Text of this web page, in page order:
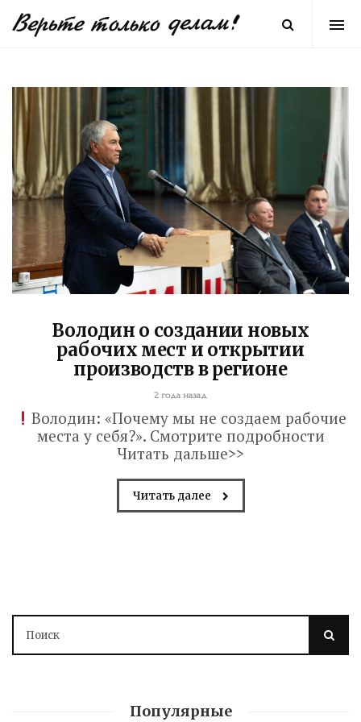
Володин о создании новых
рабочих мест и открытии
производств в регионе
2 года назад
Володин: «Почему мы не создаем рабочие
места у себя?». Смотрите подробности
Читать дальше>>
Читать далее
Популярные
Володин о СПАСЕНИИ